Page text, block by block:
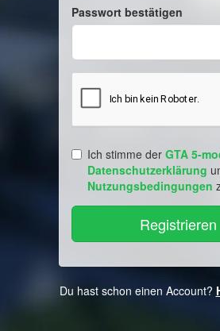
Passwort bestätigen
Ich stimme der GTA 5-
Datenschutzerklärung
Nutzungsbedingungen
Du hast schon einen Account?